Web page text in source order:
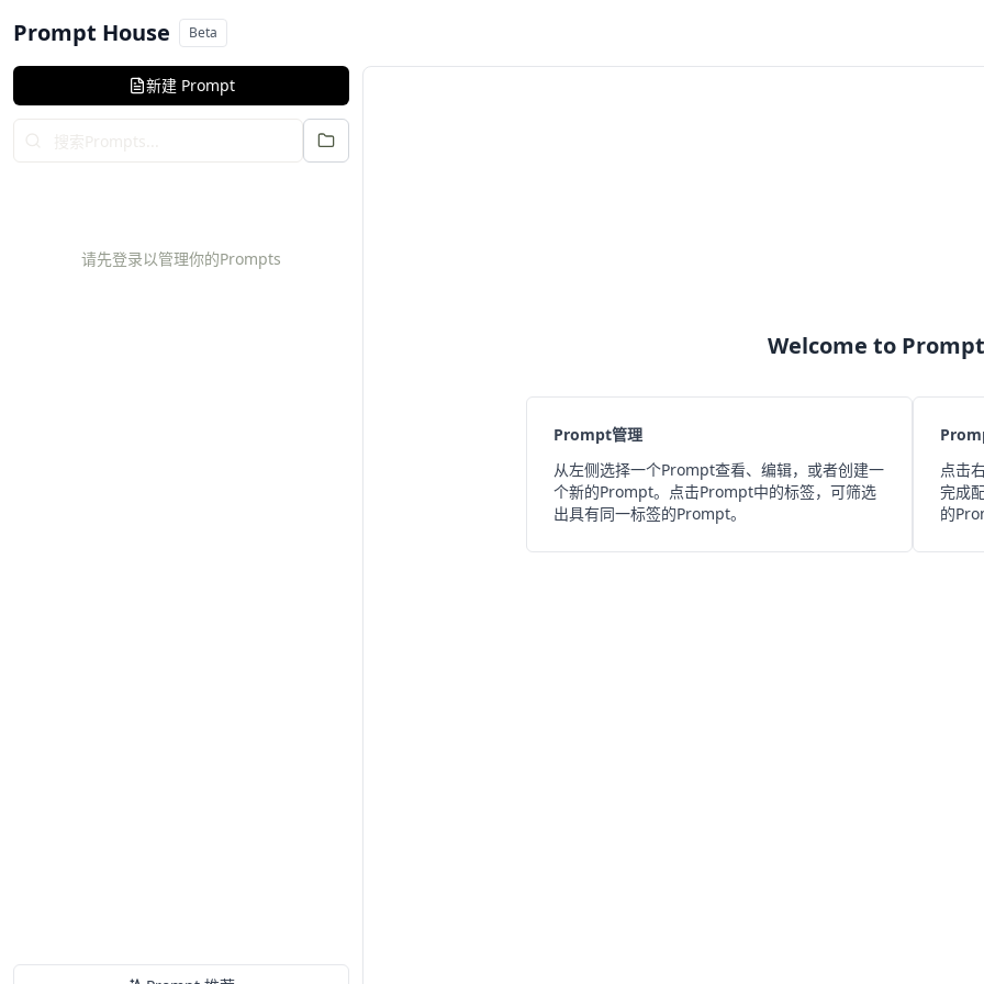
Prompt House Beta
新建 Prompt
请先登录以管理你的Prompts
Welcome to
Prompt管理
从左侧选择一个Prompt查看、编辑，或者创建一
个新的Prompt。点击Prompt中的标签，可筛选
出具有同一标签的Prompt。
点击
完成
的